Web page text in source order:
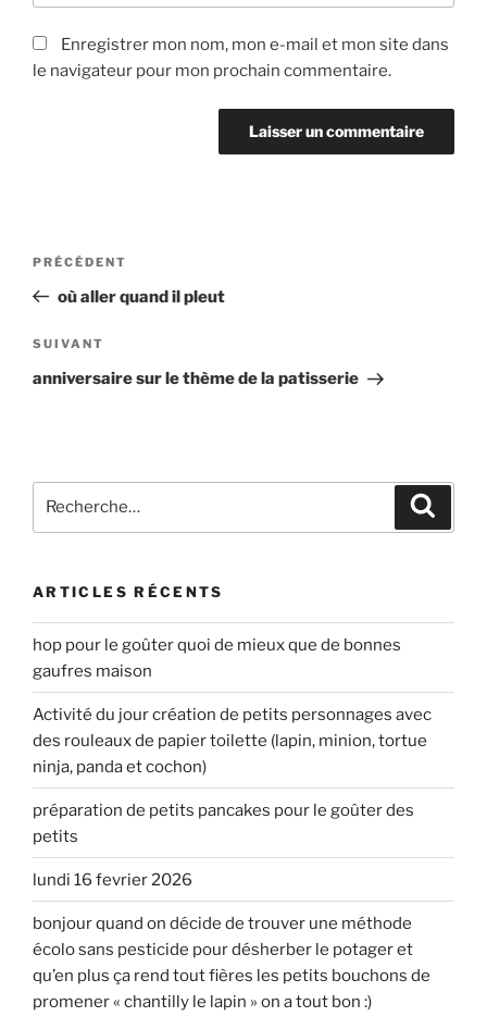
Enregistrer mon nom, mon e-mail et mon site dans
le navigateur pour mon prochain commentaire.
Navigation
l’article
Article
précédent
PRÉCÉDENT
où aller quand il pleut
Article
suivant
SUIVANT
anniversaire sur le thème de la patisserie
pour
ARTICLES RÉCENTS
hop pour le goûter quoi de mieux que de bonnes
gaufres maison
Activité du jour création de petits personnages avec
des rouleaux de papier toilette (lapin, minion, tortue
ninja, panda et cochon)
préparation de petits pancakes pour le goûter des
petits
lundi 16 fevrier 2026
bonjour quand on décide de trouver une méthode
écolo sans pesticide pour désherber le potager et
qu’en plus ça rend tout fières les petits bouchons de
promener « chantilly le lapin » on a tout bon :)